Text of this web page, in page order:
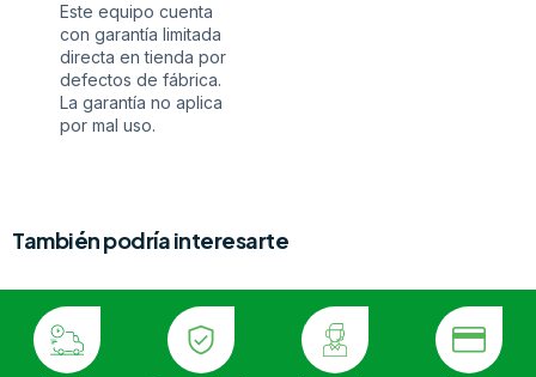
Este equipo cuenta
con garantía limitada
directa en tienda por
defectos de fábrica.
La garantía no aplica
por mal uso.
También podría interesarte